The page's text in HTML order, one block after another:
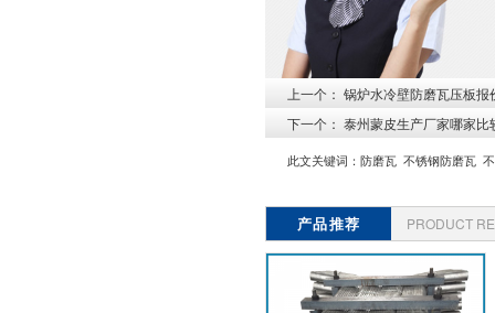
上一个： 锅炉水冷壁防磨瓦压板
下一个： 泰州蒙皮生产厂家哪家比
此文关键词： 防磨瓦 不锈钢防磨瓦
产品推荐 PRODUCT